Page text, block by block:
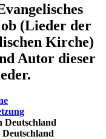
(Lieder der
Kirche)
Autor dieser
Deutschland